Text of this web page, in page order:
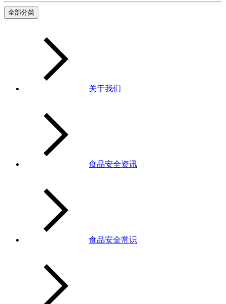
全部分类
关于我们
食品安全资讯
食品安全常识